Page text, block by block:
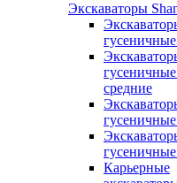
Экскаваторы
средние
Карьерные